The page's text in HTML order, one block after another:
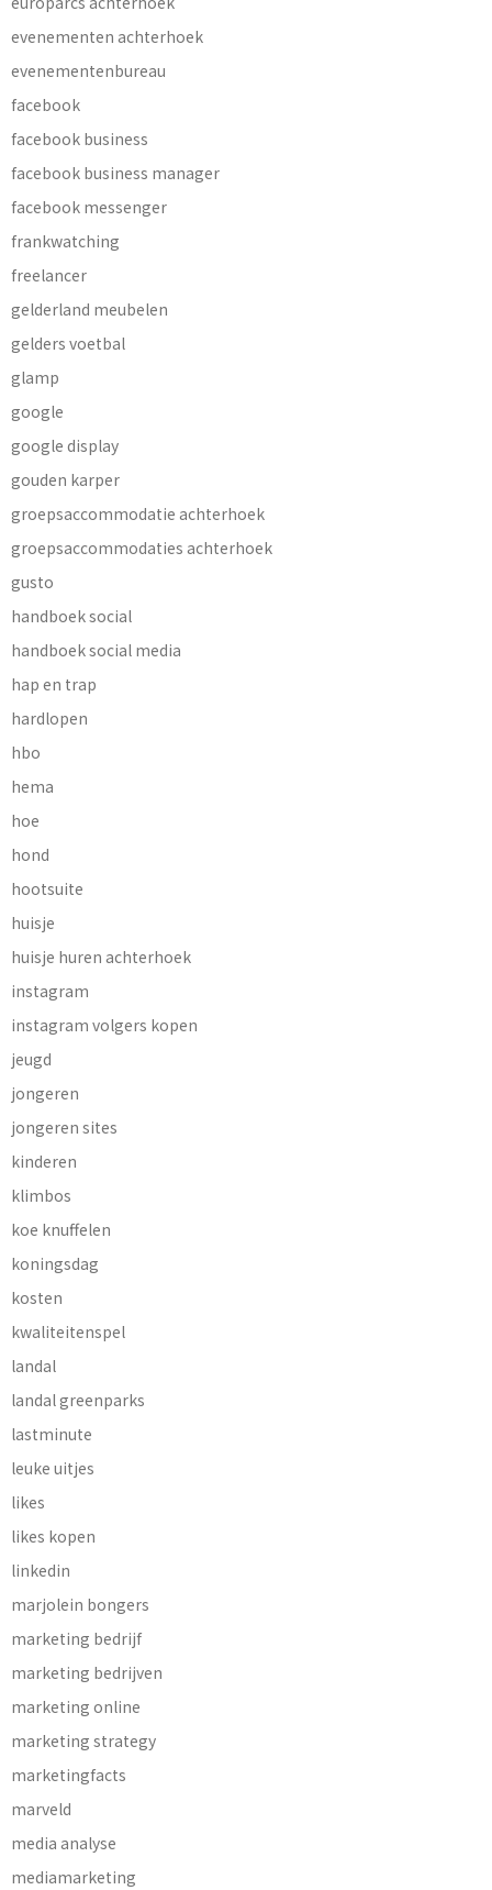
evenementen achterhoek
evenementenbureau
facebook
facebook business
facebook business manager
facebook messenger
frankwatching
freelancer
gelderland meubelen
gelders voetbal
glamp
google
google display
gouden karper
groepsaccommodatie achterhoek
groepsaccommodaties achterhoek
gusto
handboek social
handboek social media
hap en trap
hardlopen
hbo
hema
hoe
hond
hootsuite
huisje
huisje huren achterhoek
instagram
instagram volgers kopen
jeugd
jongeren
jongeren sites
kinderen
klimbos
koe knuffelen
koningsdag
kosten
kwaliteitenspel
landal
landal greenparks
lastminute
leuke uitjes
likes
likes kopen
linkedin
marjolein bongers
marketing bedrijf
marketing bedrijven
marketing online
marketing strategy
marketingfacts
marveld
media analyse
mediamarketing